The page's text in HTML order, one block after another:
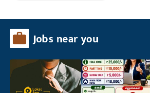
Jobs near you